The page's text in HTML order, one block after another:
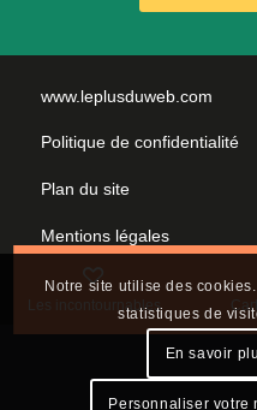
Les incontournables
www.leplusduweb.com
Politique de confidentialité
Plan du site
Mentions légales
Nous contacter
Notre site utilise des
statistiques de
En savoir
Personnaliser votre